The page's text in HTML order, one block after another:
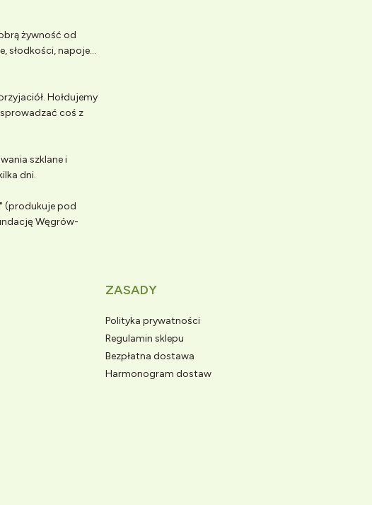
ZASADY
Polityka prywatności
Regulamin sklepu
Bezpłatna dostawa
Harmonogram dostaw
żywność od
słodkości, napoje...
Hołdujemy
coś z
szklane i
dni.
(produkuje pod
Węgrów-